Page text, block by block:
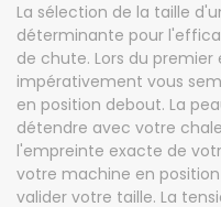
La sélection de la taille
déterminante pour
de chute. Lors du
impérativement vous
en position debout. La
détendre avec votre
l'empreinte exacte de
votre machine en
valider votre taille. La